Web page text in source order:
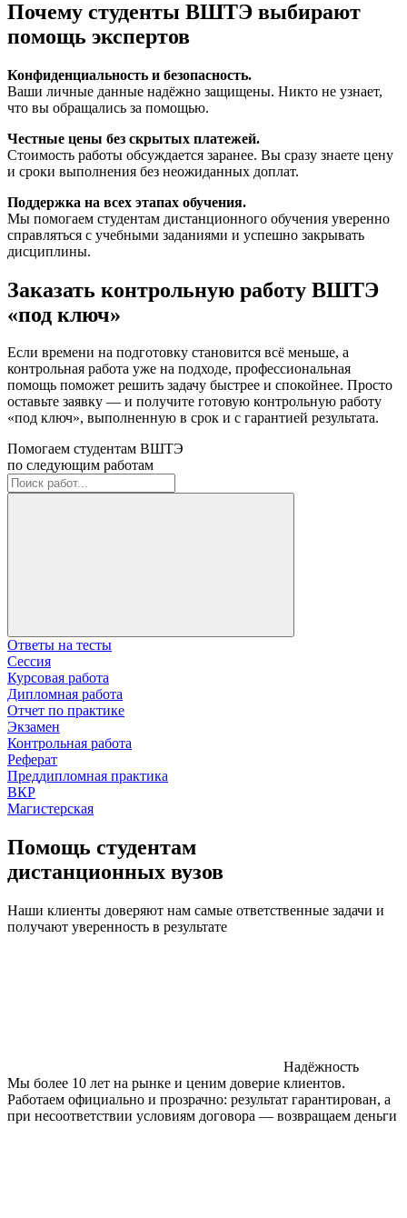
Почему студенты ВШТЭ выбирают
помощь экспертов
Конфиденциальность и безопасность.
Ваши личные данные надёжно защищены. Никто не узнает,
что вы обращались за помощью.
Честные цены без скрытых платежей.
Стоимость работы обсуждается заранее. Вы сразу знаете цену
и сроки выполнения без неожиданных доплат.
Поддержка на всех этапах обучения.
Мы помогаем студентам дистанционного обучения уверенно
справляться с учебными заданиями и успешно закрывать
дисциплины.
Заказать контрольную работу ВШТЭ
«под ключ»
Если времени на подготовку становится всё меньше, а
контрольная работа уже на подходе, профессиональная
помощь поможет решить задачу быстрее и спокойнее. Просто
оставьте заявку — и получите готовую контрольную работу
«под ключ», выполненную в срок и с гарантией результата.
Помогаем студентам ВШТЭ
по следующим работам
Ответы на тесты
Сессия
Курсовая работа
Дипломная работа
Отчет по практике
Экзамен
Контрольная работа
Реферат
Преддипломная практика
ВКР
Магистерская
Помощь студентам
дистанционных вузов
Наши клиенты доверяют нам самые ответственные задачи и
получают уверенность в результате
Надёжность
Мы более 10 лет на рынке и ценим доверие клиентов.
Работаем официально и прозрачно: результат гарантирован, а
при несоответствии условиям договора — возвращаем деньги